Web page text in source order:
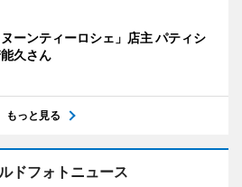
ヌーンティーロシェ」店主 パティシ
久さん
もっと見る
ドフォトニュース